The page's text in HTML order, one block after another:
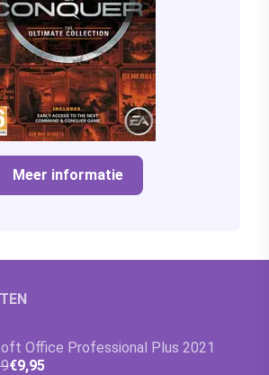
Meer informatie
Office Professional Plus 2021
€9,95